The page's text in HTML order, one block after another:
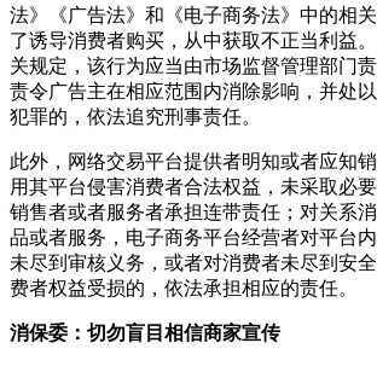
法》《广告法》和《电子商务法》中的相
了诱导消费者购买，从中获取不正当利益
关规定，该行为应当由市场监督管理部门
责令广告主在相应范围内消除影响，并处
犯罪的，依法追究刑事责任。
此外，网络交易平台提供者明知或者应知
用其平台侵害消费者合法权益，未采取必
销售者或者服务者承担连带责任；对关系
品或者服务，电子商务平台经营者对平台
未尽到审核义务，或者对消费者未尽到安
费者权益受损的，依法承担相应的责任。
消保委：切勿盲目相信商家宣传